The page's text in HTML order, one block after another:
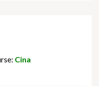
Cina